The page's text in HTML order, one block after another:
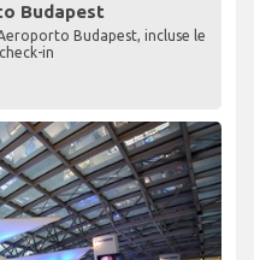
Budapest
Budapest, incluse le
in